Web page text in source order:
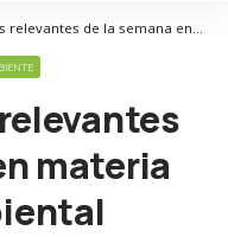
Corresponsables > Noticias > Otras noticias relevantes de la semana en materia medioambiental
materia